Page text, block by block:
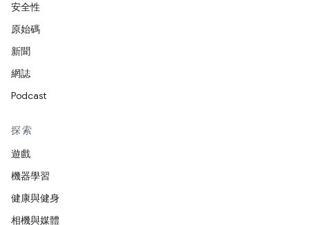
安全性
原始碼
新聞
網誌
Podcast
探索
遊戲
機器學習
健康與健身
相機與媒體